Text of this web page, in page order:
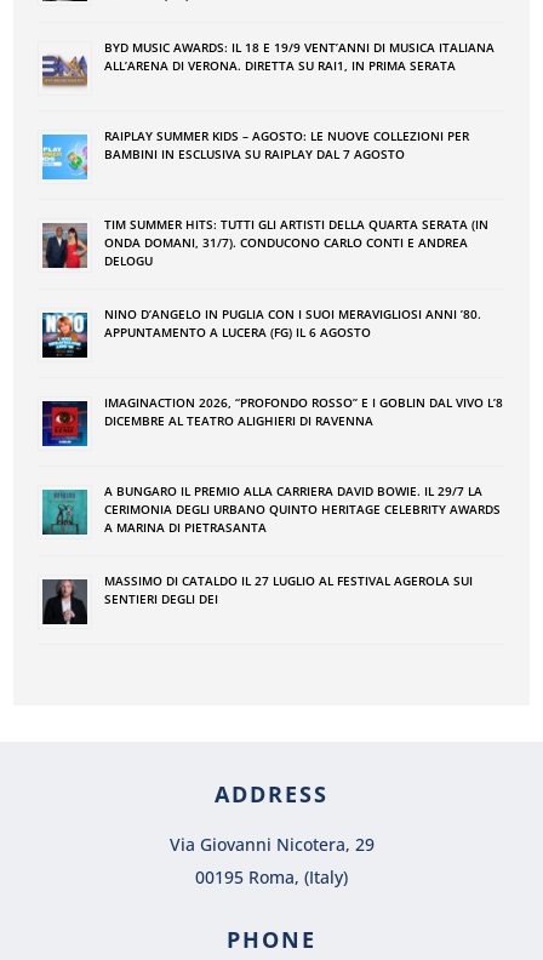
BYD MUSIC AWARDS: IL 18 E 19/9 VENT’ANNI DI MUSICA ITALIANA
ALL’ARENA DI VERONA. DIRETTA SU RAI1, IN PRIMA SERATA
RAIPLAY SUMMER KIDS – AGOSTO: LE NUOVE COLLEZIONI PER
BAMBINI IN ESCLUSIVA SU RAIPLAY DAL 7 AGOSTO
TIM SUMMER HITS: TUTTI GLI ARTISTI DELLA QUARTA SERATA (IN
ONDA DOMANI, 31/7). CONDUCONO CARLO CONTI E ANDREA
DELOGU
NINO DʼANGELO IN PUGLIA CON I SUOI MERAVIGLIOSI ANNI ʼ80.
APPUNTAMENTO A LUCERA (FG) IL 6 AGOSTO
IMAGINACTION 2026, “PROFONDO ROSSO” E I GOBLIN DAL VIVO L’8
DICEMBRE AL TEATRO ALIGHIERI DI RAVENNA
A BUNGARO IL PREMIO ALLA CARRIERA DAVID BOWIE. IL 29/7 LA
CERIMONIA DEGLI URBANO QUINTO HERITAGE CELEBRITY AWARDS
A MARINA DI PIETRASANTA
MASSIMO DI CATALDO IL 27 LUGLIO AL FESTIVAL AGEROLA SUI
SENTIERI DEGLI DEI
ADDRESS
Via Giovanni Nicotera, 29
00195 Roma, (Italy)
PHONE